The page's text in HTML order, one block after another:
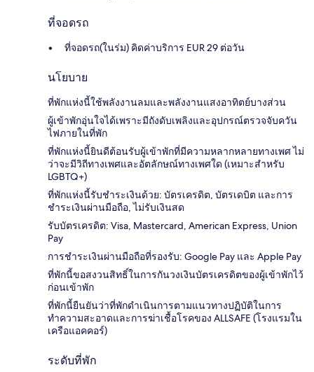
ที่จอดรถ
ที่จอดรถ(ในร่ม) คิดค่าบริการ EUR 29 ต่อวัน
นโยบาย
ที่พักแห่งนี้ใช้พลังงานลมและพลังงานแสงอาทิตย์บางส่วน
ผู้เข้าพักอุ่นใจได้เพราะมีถังดับเพลิงและอุปกรณ์ตรวจจับควัน
ไฟภายในที่พัก
ที่พักแห่งนี้ยินดีต้อนรับผู้เข้าพักที่มีความหลากหลายทางเพศ ไม่
ว่าจะมีวิถีทางเพศและอัตลักษณ์ทางเพศใด (เหมาะสำหรับ
LGBTQ+)
ที่พักแห่งนี้รับชำระเงินด้วย: บัตรเครดิต, บัตรเดบิต และการ
ชำระเงินผ่านมือถือ, ไม่รับเงินสด
รับบัตรเครดิต: Visa, Mastercard, American Express, Union
Pay
การชำระเงินผ่านมือถือที่รองรับ: Google Pay และ Apple Pay
ที่พักนี้ขอสงวนสิทธิ์ในการกันวงเงินบัตรเครดิตของผู้เข้าพักไว้
ก่อนเข้าพัก
ที่พักนี้ยืนยันว่าที่พักดำเนินการตามแนวทางปฏิบัติในการ
ทำความสะอาดและการฆ่าเชื้อโรคของ ALLSAFE (โรงแรมใน
เครือแอคคอร์)
ระดับที่พัก